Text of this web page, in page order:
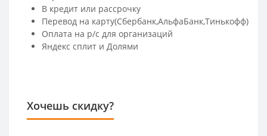
В кредит или рассрочку
Перевод на карту(Сбербанк,АльфаБанк,Тинькофф)
Оплата на р/c для организаций
Яндекс сплит и Долями
Хочешь скидку?